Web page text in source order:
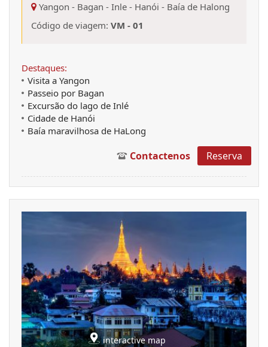
Yangon - Bagan - Inle - Hanói - Baía de Halong
Código de viagem: VM - 01
Destaques:
Visita a Yangon
Passeio por Bagan
Excursão do lago de Inlé
Cidade de Hanói
Baía maravilhosa de HaLong
Contactenos Reserva
interactive map